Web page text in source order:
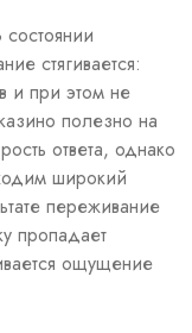
стягивается:
и при этом не
полезно на
ответа, однако
широкий
переживание
пропадает
ощущение